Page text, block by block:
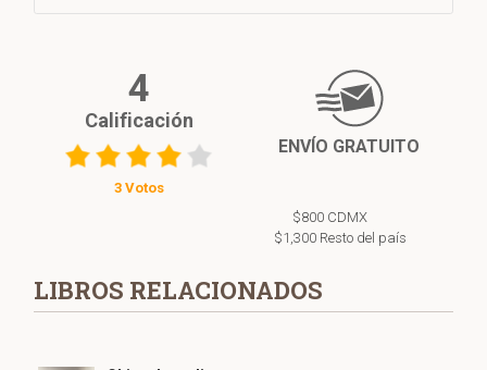
4
Calificación
3 Votos
ENVÍO GRATUITO
$800 CDMX
$1,300 Resto del país
LIBROS RELACIONADOS